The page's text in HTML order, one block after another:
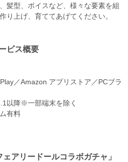
髪型、ボイスなど、様々な要素を組
り上げ、育ててあげてください。
ビス概要
／Amazon アプリストア／PCブラ
以降※一部端末を除く
有料
アリードールコラボガチャ」